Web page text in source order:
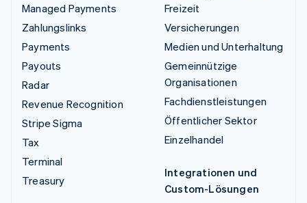
Managed Payments
Zahlungslinks
Payments
Payouts
Radar
Revenue Recognition
Stripe Sigma
Tax
Terminal
Treasury
Freizeit
Versicherungen
Medien und Unterhaltung
Gemeinnützige
Organisationen
Fachdienstleistungen
Öffentlicher Sektor
Einzelhandel
Integrationen und
Custom-Lösungen